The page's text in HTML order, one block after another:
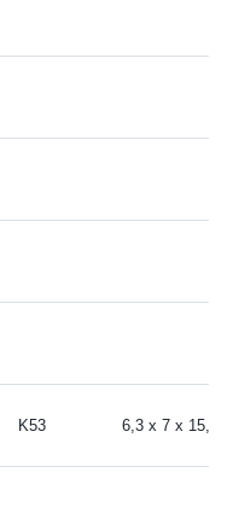
K53 6,3 x 7 x 15,2